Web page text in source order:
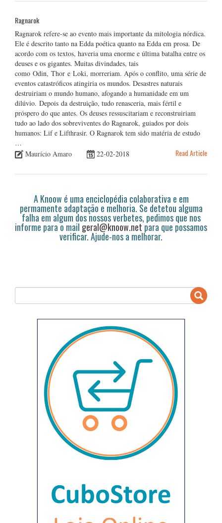
Ragnarok
Ragnarok refere-se ao evento mais importante da mitologia nórdica.
Ele é descrito tanto na Edda poética quanto na Edda em prosa. De
acordo com os textos, haveria uma enorme e última batalha entre os
deuses e os gigantes. Muitas divindades, tais
como Odin, Thor e Loki, morreriam. Após o conflito, uma série de
eventos catastróficos atingiria os mundos. Desastres naturais
destruiriam o mundo humano, afogando a humanidade em um
dilúvio. Depois da destruição, tudo renasceria, mais fértil e
próspero do que antes. Os deuses ressuscitariam e reconstruiriam
tudo ao lado dos sobreviventes do Ragnarok, guiados por dois
humanos: Lif e Lifthrasir. O Ragnarok tem sido matéria de estudo
…
Maurício Amaro
22-02-2018 Read Article
A Knoow é uma enciclopédia colaborativa e em
permamente adaptação e melhoria. Se detetou alguma
falha em algum dos nossos verbetes, pedimos que nos
informe para o mail geral@knoow.netpara que possamos
verificar. Ajude-nos a melhorar.